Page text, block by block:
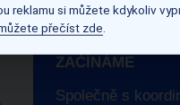
ZAČÍNÁME
Společně s
reklamu si můžete kdykoliv
přečíst zde